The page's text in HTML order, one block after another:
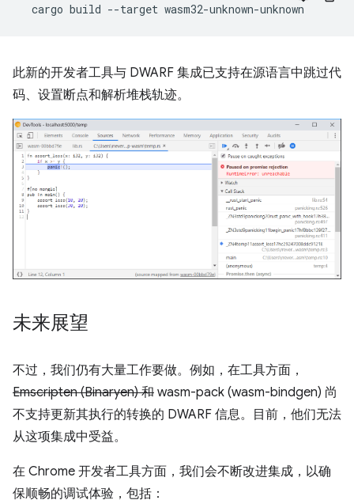
cargo build --target
此新的开发者工具与 DWARF 集成已支持在源语言中跳过代
码、设置断点和解析堆栈轨迹。
未来展望
不过，我们仍有大量工作要做。例如，在工具方面，
Emscripten (Binaryen) 和 wasm-pack (wasm-bindgen) 尚
不支持更新其执行的转换的 DWARF 信息。目前，他们无法
从这项集成中受益。
在 Chrome 开发者工具方面，我们会不断改进集成，以确
保顺畅的调试体验，包括：